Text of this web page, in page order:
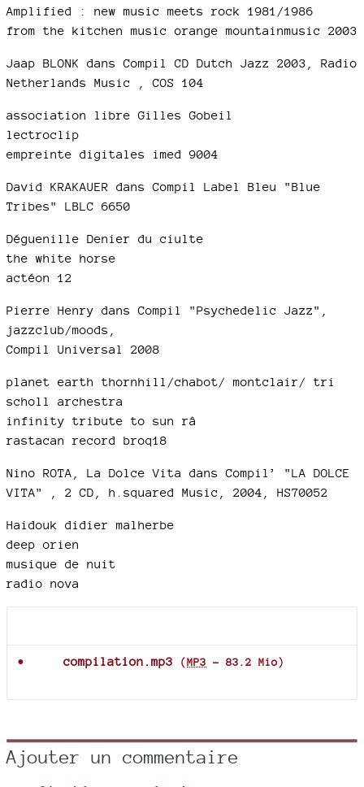
Amplified : new music meets rock 1981/1986
from the kitchen music orange mountainmusic 2003
Jaap BLONK dans Compil CD Dutch Jazz 2003, Radio
Netherlands Music , COS 104
association libre Gilles Gobeil
lectroclip
empreinte digitales imed 9004
David KRAKAUER dans Compil Label Bleu "Blue
Tribes" LBLC 6650
Déguenille Denier du ciulte
the white horse
actéon 12
Pierre Henry dans Compil "Psychedelic Jazz",
jazzclub/moods,
Compil Universal 2008
planet earth thornhill/chabot/ montclair/ tri
scholl archestra
infinity tribute to sun râ
rastacan record broq18
Nino ROTA, La Dolce Vita dans Compil’ "LA DOLCE
VITA" , 2 CD, h.squared Music, 2004, HS70052
Haidouk didier malherbe
deep orien
musique de nuit
radio nova
compilation.mp3 (MP3 - 83.2 Mio)
Ajouter un commentaire